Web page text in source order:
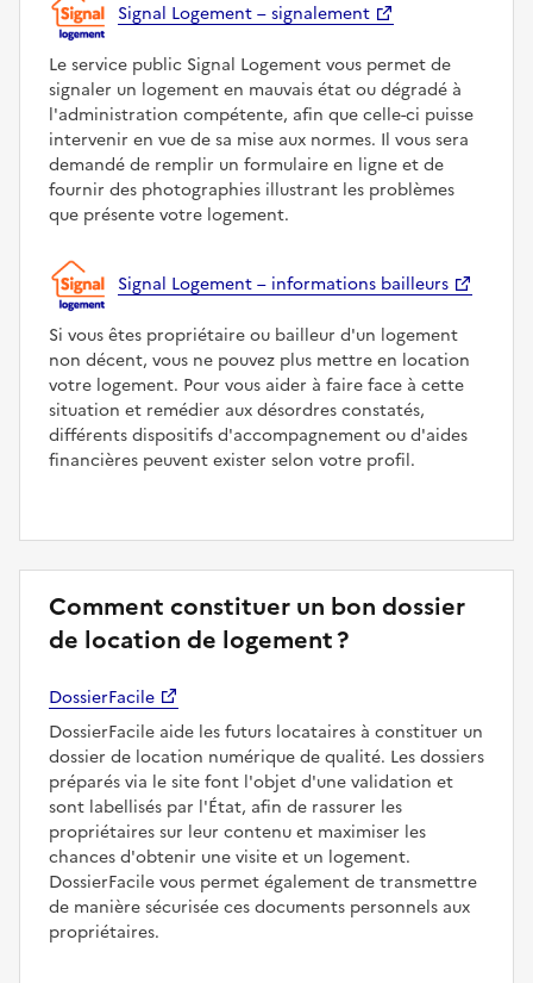
Signal Logement – signalement
Le service public Signal Logement vous permet de
signaler un logement en mauvais état ou dégradé à
l'administration compétente, afin que celle-ci puisse
intervenir en vue de sa mise aux normes. Il vous sera
demandé de remplir un formulaire en ligne et de
fournir des photographies illustrant les problèmes
que présente votre logement.
Signal Logement – informations bailleurs
Si vous êtes propriétaire ou bailleur d'un logement
non décent, vous ne pouvez plus mettre en location
votre logement. Pour vous aider à faire face à cette
situation et remédier aux désordres constatés,
différents dispositifs d'accompagnement ou d'aides
financières peuvent exister selon votre profil.
Comment constituer un bon dossier
de location de logement ?
DossierFacile
DossierFacile aide les futurs locataires à constituer un
dossier de location numérique de qualité. Les dossiers
préparés via le site font l'objet d'une validation et
sont labellisés par l'État, afin de rassurer les
propriétaires sur leur contenu et maximiser les
chances d'obtenir une visite et un logement.
DossierFacile vous permet également de transmettre
de manière sécurisée ces documents personnels aux
propriétaires.